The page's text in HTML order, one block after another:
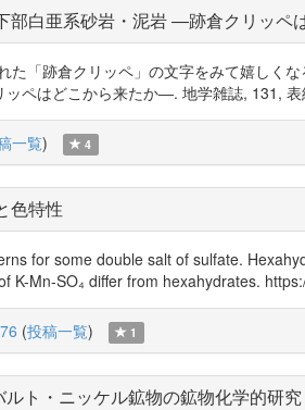
部白亜系砂岩・泥岩 ―跡倉クリッペ
た「跡倉クリッペ」の文字をみて嬉しく
ペはどこから来たか―. 地学雑誌, 131,
一覧) 4
色特性
for some double salt of sulfate.
K-Mn-SO₄ differ from hexahydrates.
(投稿一覧) 1
ト・ニッケル鉱物の鉱物化学的研究